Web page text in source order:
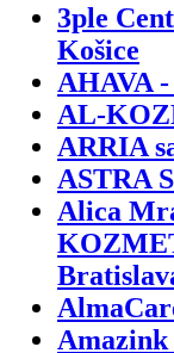
3ple
Košice
AHAVA
AL-
ARRIA
ASTRA
Alica
Amazink